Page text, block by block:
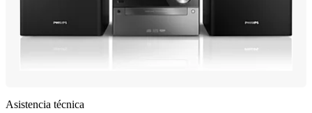
Asistencia técnica